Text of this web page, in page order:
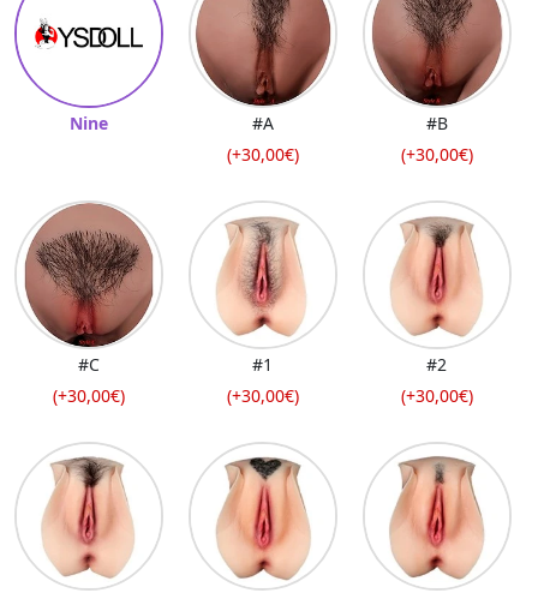
Nine
#A
(+30,00€)
#B
(+30,00€)
#C
(+30,00€)
#1
(+30,00€)
#2
(+30,00€)